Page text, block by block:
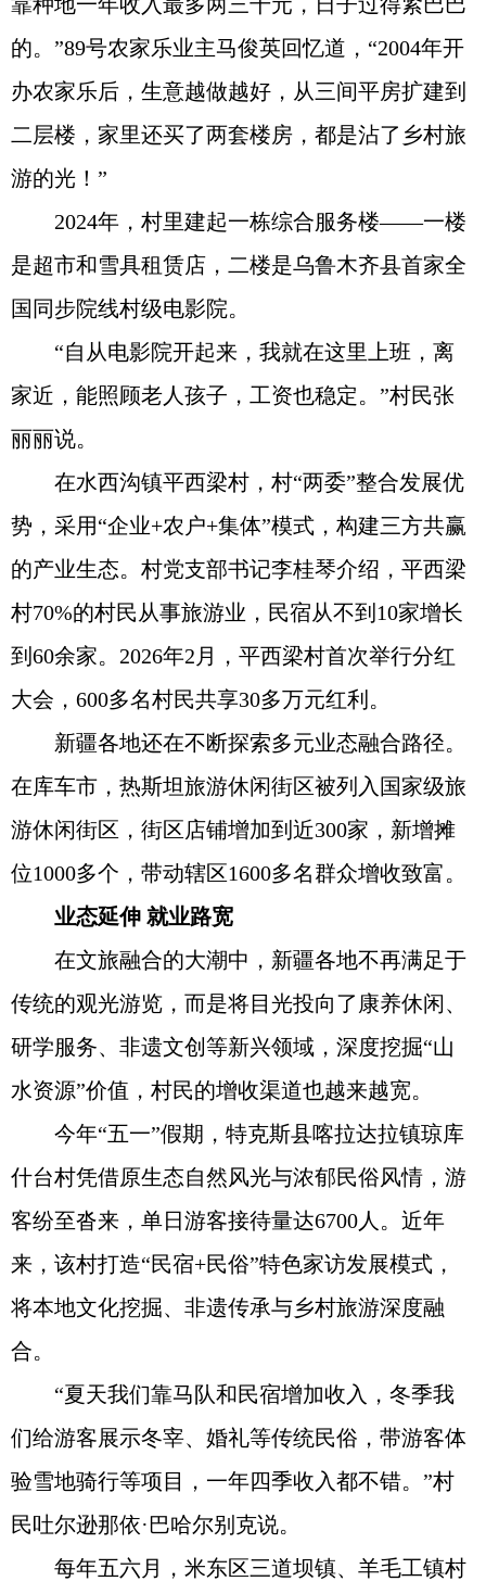
的。”89号农家乐业主马俊英回忆道，“2004年开
办农家乐后，生意越做越好，从三间平房扩建到
二层楼，家里还买了两套楼房，都是沾了乡村旅
游的光！”
2024年，村里建起一栋综合服务楼——一楼
是超市和雪具租赁店，二楼是乌鲁木齐县首家全
国同步院线村级电影院。
“自从电影院开起来，我就在这里上班，离
家近，能照顾老人孩子，工资也稳定。”村民张
丽丽说。
在水西沟镇平西梁村，村“两委”整合发展优
势，采用“企业+农户+集体”模式，构建三方共赢
的产业生态。村党支部书记李桂琴介绍，平西梁
村70%的村民从事旅游业，民宿从不到10家增长
到60余家。2026年2月，平西梁村首次举行分红
大会，600多名村民共享30多万元红利。
新疆各地还在不断探索多元业态融合路径。
在库车市，热斯坦旅游休闲街区被列入国家级旅
游休闲街区，街区店铺增加到近300家，新增摊
位1000多个，带动辖区1600多名群众增收致富。
业态延伸 就业路宽
在文旅融合的大潮中，新疆各地不再满足于
传统的观光游览，而是将目光投向了康养休闲、
研学服务、非遗文创等新兴领域，深度挖掘“山
水资源”价值，村民的增收渠道也越来越宽。
今年“五一”假期，特克斯县喀拉达拉镇琼库
什台村凭借原生态自然风光与浓郁民俗风情，游
客纷至沓来，单日游客接待量达6700人。近年
来，该村打造“民宿+民俗”特色家访发展模式，
将本地文化挖掘、非遗传承与乡村旅游深度融
合。
“夏天我们靠马队和民宿增加收入，冬季我
们给游客展示冬宰、婚礼等传统民俗，带游客体
验雪地骑行等项目，一年四季收入都不错。”村
民吐尔逊那依·巴哈尔别克说。
每年五六月，米东区三道坝镇、羊毛工镇村